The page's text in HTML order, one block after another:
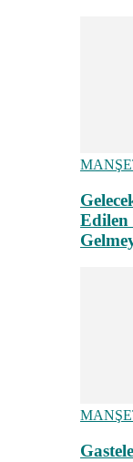
Edilen